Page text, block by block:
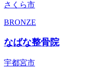
さくら市
BRONZE
なばな整骨院
宇都宮市